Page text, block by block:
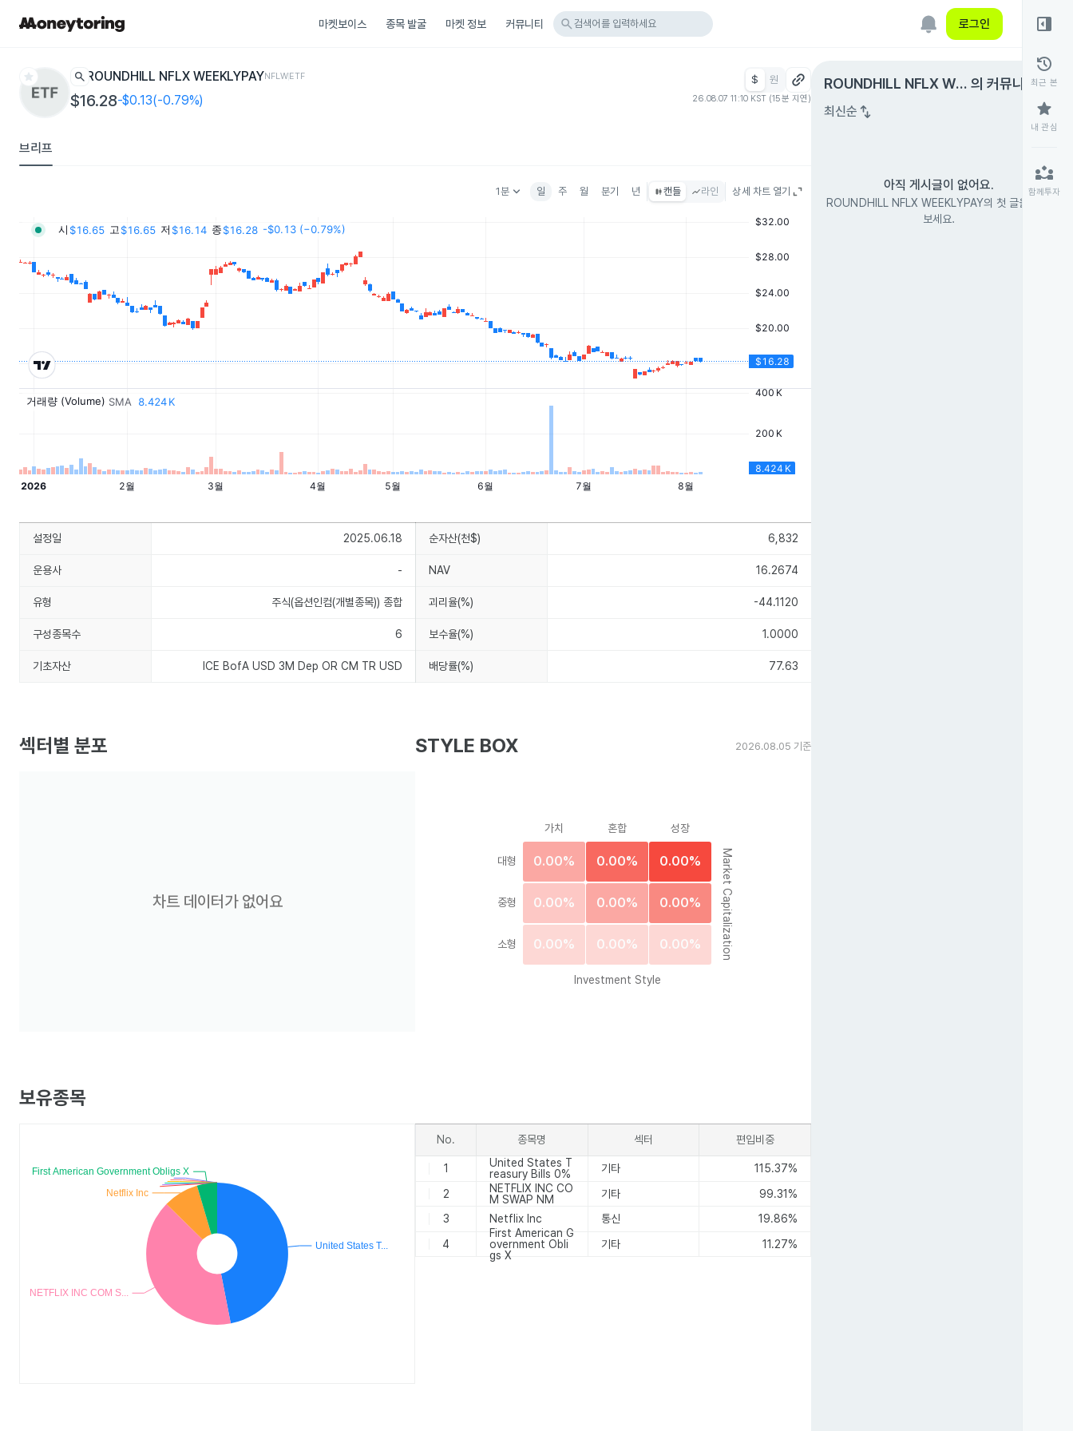
마켓보이스 종목 발굴 마켓 정보 커뮤니티 search 검색어를 입력하세요 로그인
star search ROUNDHILL NFLX WEEKLYPAYNFLWETF
$16.28-$0.13(-0.79%)
$ 원
26.08.07 11:10 KST (15분 지연)
브리프
1분keyboard_arrow_down 일 주 월 분기 년 캔들 라인 상세 차트 열기
ROUNDHILL NFLX WE
EKLYPAY
의 커뮤니티expand_circle_right
최신순 swap_vert
아직 게시글이 없어요.
ROUNDHILL NFLX WEEKLYPAY의 첫 글을 남겨
보세요.
right_panel_open
history
최근 본
star
내 관심
partner_exchange
함께투자